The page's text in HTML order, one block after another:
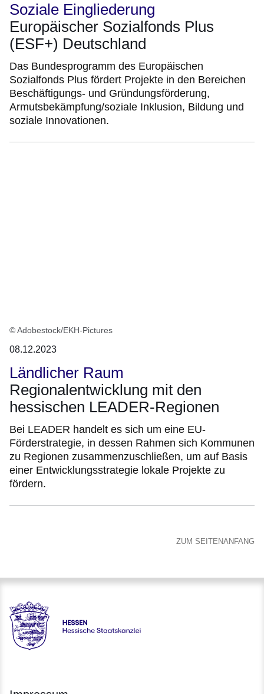
Soziale Eingliederung
Europäischer Sozialfonds Plus
(ESF+) Deutschland
Das Bundesprogramm des Europäischen
Sozialfonds Plus fördert Projekte in den Bereichen
Beschäftigungs- und Gründungsförderung,
Armutsbekämpfung/soziale Inklusion, Bildung und
soziale Innovationen.
© Adobestock/EKH-Pictures
08.12.2023
Ländlicher Raum
Regionalentwicklung mit den
hessischen LEADER-Regionen
Bei LEADER handelt es sich um eine EU-
Förderstrategie, in dessen Rahmen sich Kommunen
zu Regionen zusammenzuschließen, um auf Basis
einer Entwicklungsstrategie lokale Projekte zu
fördern.
ZUM SEITENANFANG
Hessen - Hessische Staatskanzlei